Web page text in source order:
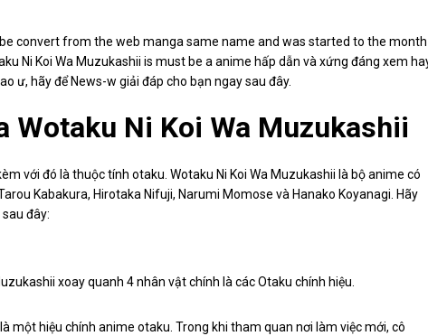
convert from the web manga same name and was started to the month
Ni Koi Wa Muzukashii is must be a anime hấp dẫn và xứng đáng xem
ư, hãy để News-w giải đáp cho bạn ngay sau đây.
Wotaku Ni Koi Wa Muzukashii
với đó là thuộc tính otaku. Wotaku Ni Koi Wa Muzukashii là bộ anime có
Kabakura, Hirotaka Nifuji, Narumi Momose và Hanako Koyanagi. Hãy
đây:
xoay quanh 4 nhân vật chính là các Otaku chính hiệu.
một hiệu chính anime otaku. Trong khi tham quan nơi làm việc mới, cô